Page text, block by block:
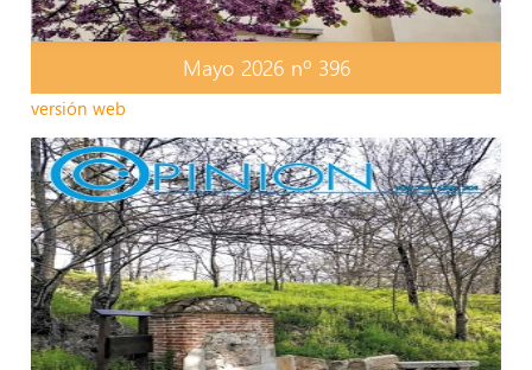
Mayo 2026 nº 396
versión web